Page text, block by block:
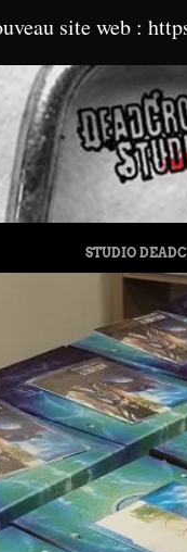
MENU
ALLER AU
STUDIO
site web :